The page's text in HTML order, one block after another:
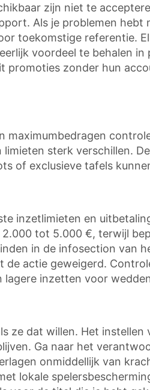
zijn niet te
Als je problemen hebt
toekomstige referentie.
voordeel te behalen
promoties zonder hun
sterk verschillen.
of exclusieve tafels
inzetlimieten en
tot 5.000 €, terwijl
in de infosection van
actie geweigerd.
lagere inzetten voor
ze dat willen. Het
Ga naar het
onmiddellijk van
lokale